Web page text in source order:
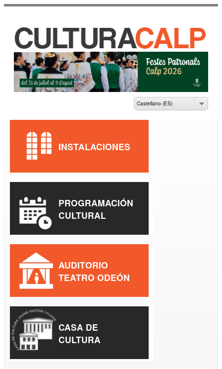
principal
CASA DE CULTURA
JAUME PASTOR I
Castellano (ES)
INSTALACIONES
PROGRAMACIÓN
CULTURAL
AUDITORIO
TEATRO ODEÓN
CASA DE
CULTURA